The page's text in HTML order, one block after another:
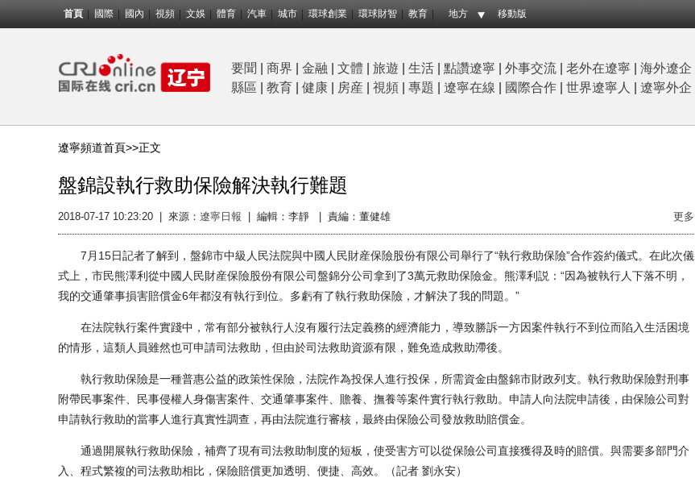
首頁 國際 國內 視頻 文娛 體育 汽車 城市 環球創業 環球財智 教育 地方 移動版
要聞 商界 金融 文體 旅遊 生活 點讚遼寧 外事交流 老外在遼寧
海外遼企
縣區
教育 健康 房産 視頻 專題 遼寧在線 國際合作 世界遼寧人 遼寧外企
遼寧頻道首頁>>正文
盤錦設執行救助保險解決執行難題
2018-07-17 10:23:20 來源： 遼寧日報 編輯：李靜 | 責編：董健雄 更多
7月15日記者了解到，盤錦市中級人民法院與中國人民財産保險股份有限公司舉行了“執行救助保險”合作簽約儀式。在此次儀
式上，市民熊澤利從中國人民財産保險股份有限公司盤錦分公司拿到了3萬元救助保險金。熊澤利説：“因為被執行人下落不明，
我的交通肇事損害賠償金6年都沒有執行到位。多虧有了執行救助保險，才解決了我的問題。”
在法院執行案件實踐中，常有部分被執行人沒有履行法定義務的經濟能力，導致勝訴一方因案件執行不到位而陷入生活困境
的情形，這類人員雖然也可申請司法救助，但由於司法救助資源有限，難免造成救助滯後。
執行救助保險是一種普惠公益的政策性保險，法院作為投保人進行投保，所需資金由盤錦市財政列支。執行救助保險對刑事
附帶民事案件、民事侵權人身傷害案件、交通肇事案件、贍養、撫養等案件實行執行救助。申請人向法院申請後，由保險公司對
申請執行救助的當事人進行真實性調查，再由法院進行審核，最終由保險公司發放救助賠償金。
通過開展執行救助保險，補齊了現有司法救助制度的短板，使受害方可以從保險公司直接獲得及時的賠償。與需要多部門介
入、程式繁複的司法救助相比，保險賠償更加透明、便捷、高效。（記者 劉永安）